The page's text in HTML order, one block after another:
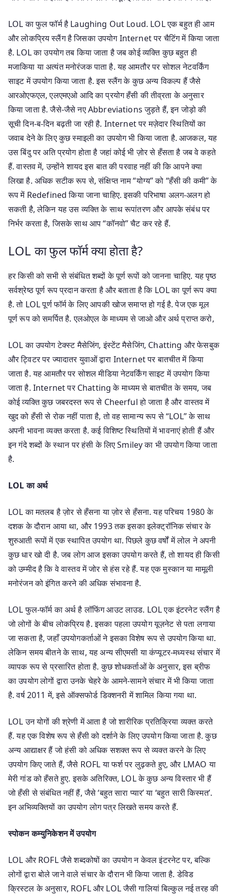
LOL का फुल फॉर्म है Laughing Out Loud. LOL एक बहुत ही आम
और लोकप्रिय स्लैंग है जिसका उपयोग Internet पर चैटिंग में किया जाता
है. LOL का उपयोग तब किया जाता है जब कोई व्यक्ति कुछ बहुत ही
मजाकिया या अत्यंत मनोरंजक पाता है. यह आमतौर पर सोशल नेटवर्किंग
साइट में उपयोग किया जाता है. इस स्लैंग के कुछ अन्य विकल्प हैं जैसे
आरओएफएल, एलएमएओ आदि का प्रयोग हँसी की तीव्रता के अनुसार
किया जाता है. जैसे-जैसे नए Abbreviations जुड़ते हैं, इन जोड़ो की
सूची दिन-ब-दिन बढ़ती जा रही है. Internet पर मज़ेदार स्थितियों का
जवाब देने के लिए कुछ स्माइली का उपयोग भी किया जाता है. आजकल, यह
उस बिंदु पर अति प्रयोग होता है जहां कोई भी ज़ोर से हँसता है जब वे कहते
हैं. वास्तव में, उन्होंने शायद इस बात की परवाह नहीं की कि आपने क्या
लिखा है. अधिक सटीक रूप से, संक्षिप्त नाम “योग्य” को “हँसी की कमी” के
रूप में Redefined किया जाना चाहिए. इसकी परिभाषा अलग-अलग हो
सकती है, लेकिन यह उस व्यक्ति के साथ रूपांतरण और आपके संबंध पर
निर्भर करता है, जिसके साथ आप “कॉनवो” चैट कर रहे हैं.
LOL का फुल फॉर्म क्या होता है?
हर किसी को सभी से संबंधित शब्दों के पूर्ण रूपों को जानना चाहिए. यह पृष्ठ
सर्वश्रेष्ठ पूर्ण रूप प्रदान करता है और बताता है कि LOL का पूर्ण रूप क्या
है. तो LOL पूर्ण फॉर्म के लिए आपकी खोज समाप्त हो गई है. पेज एक मूल
पूर्ण रूप को समर्पित है. एलओएल के माध्यम से जाओ और अर्थ प्राप्त करो,
LOL का उपयोग टेक्स्ट मैसेजिंग, इंस्टेंट मैसेजिंग, Chatting और फेसबुक
और ट्विटर पर ज्यादातर युवाओं द्वारा Internet पर बातचीत में किया
जाता है. यह आमतौर पर सोशल मीडिया नेटवर्किंग साइट में उपयोग किया
जाता है. Internet पर Chatting के माध्यम से बातचीत के समय, जब
कोई व्यक्ति कुछ जबरदस्त रूप से Cheerful हो जाता है और वास्तव में
खुद को हँसी से रोक नहीं पाता है, तो वह सामान्य रूप से “LOL” के साथ
अपनी भावना व्यक्त करता है. कई विशिष्ट स्थितियों में भावनाएं होती हैं और
इन गंदे शब्दों के स्थान पर हंसी के लिए Smiley का भी उपयोग किया जाता
है.
LOL का अर्थ
LOL का मतलब है ज़ोर से हँसना या ज़ोर से हँसना. यह परिचय 1980 के
दशक के दौरान आया था, और 1993 तक इसका इलेक्ट्रॉनिक संचार के
शुरुआती रूपों में एक स्थापित उपयोग था. पिछले कुछ वर्षों में लोल ने अपनी
कुछ धार खो दी है. जब लोग आज इसका उपयोग करते हैं, तो शायद ही किसी
को उम्मीद है कि वे वास्तव में जोर से हंस रहे हैं. यह एक मुस्कान या मामूली
मनोरंजन को इंगित करने की अधिक संभावना है.
LOL फुल-फॉर्म का अर्थ है लॉफिंग आउट लाउड. LOL एक इंटरनेट स्लैंग है
जो लोगों के बीच लोकप्रिय है. इसका पहला उपयोग यूज़नेट से पता लगाया
जा सकता है, जहाँ उपयोगकर्ताओं ने इसका विशेष रूप से उपयोग किया था.
लेकिन समय बीतने के साथ, यह अन्य सीएमसी या कंप्यूटर-मध्यस्थ संचार में
व्यापक रूप से प्रसारित होता है. कुछ शोधकर्ताओं के अनुसार, इस ब्रीफ
का उपयोग लोगों द्वारा उनके चेहरे के आमने-सामने संचार में भी किया जाता
है. वर्ष 2011 में, इसे ऑक्सफोर्ड डिक्शनरी में शामिल किया गया था.
LOL उन योगों की श्रेणी में आता है जो शारीरिक प्रतिक्रिया व्यक्त करते
हैं. यह एक विशेष रूप से हँसी को दर्शाने के लिए उपयोग किया जाता है. कुछ
अन्य आद्याक्षर हैं जो हंसी को अधिक सशक्त रूप से व्यक्त करने के लिए
उपयोग किए जाते हैं, जैसे ROFL या फर्श पर लुढ़कते हुए, और LMAO या
मेरी गांड को हँसते हुए. इसके अतिरिक्त, LOL के कुछ अन्य विस्तार भी हैं
जो हँसी से संबंधित नहीं हैं, जैसे ‘बहुत सारा प्यार’ या ‘बहुत सारी किस्मत’.
इन अभिव्यक्तियों का उपयोग लोग पत्र लिखते समय करते हैं.
स्पोकन कम्युनिकेशन में उपयोग
LOL और ROFL जैसे शब्दकोषों का उपयोग न केवल इंटरनेट पर, बल्कि
लोगों द्वारा बोले जाने वाले संचार के दौरान भी किया जाता है. डेविड
क्रिस्टल के अनुसार, ROFL और LOL जैसी गालियां बिल्कुल नई तरह की